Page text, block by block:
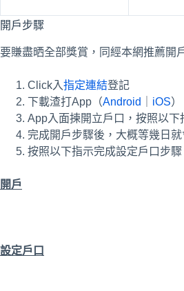
開戶步驟
要賺盡晒全部獎賞，同經本網推薦開
Click入指定連結登記
下載渣打App（Android iOS）
App入面揀開立戶口，按照以下
完成開戶步驟後，大概等幾日
按照以下指示完成設定戶口步
開戶
設定戶口